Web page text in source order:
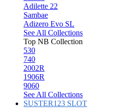
Adilette 22
Sambae
Adizero Evo SL
See All Collections
Top NB Collection
530
740
2002R
1906R
9060
See All Collections
SUSTER123 SLOT